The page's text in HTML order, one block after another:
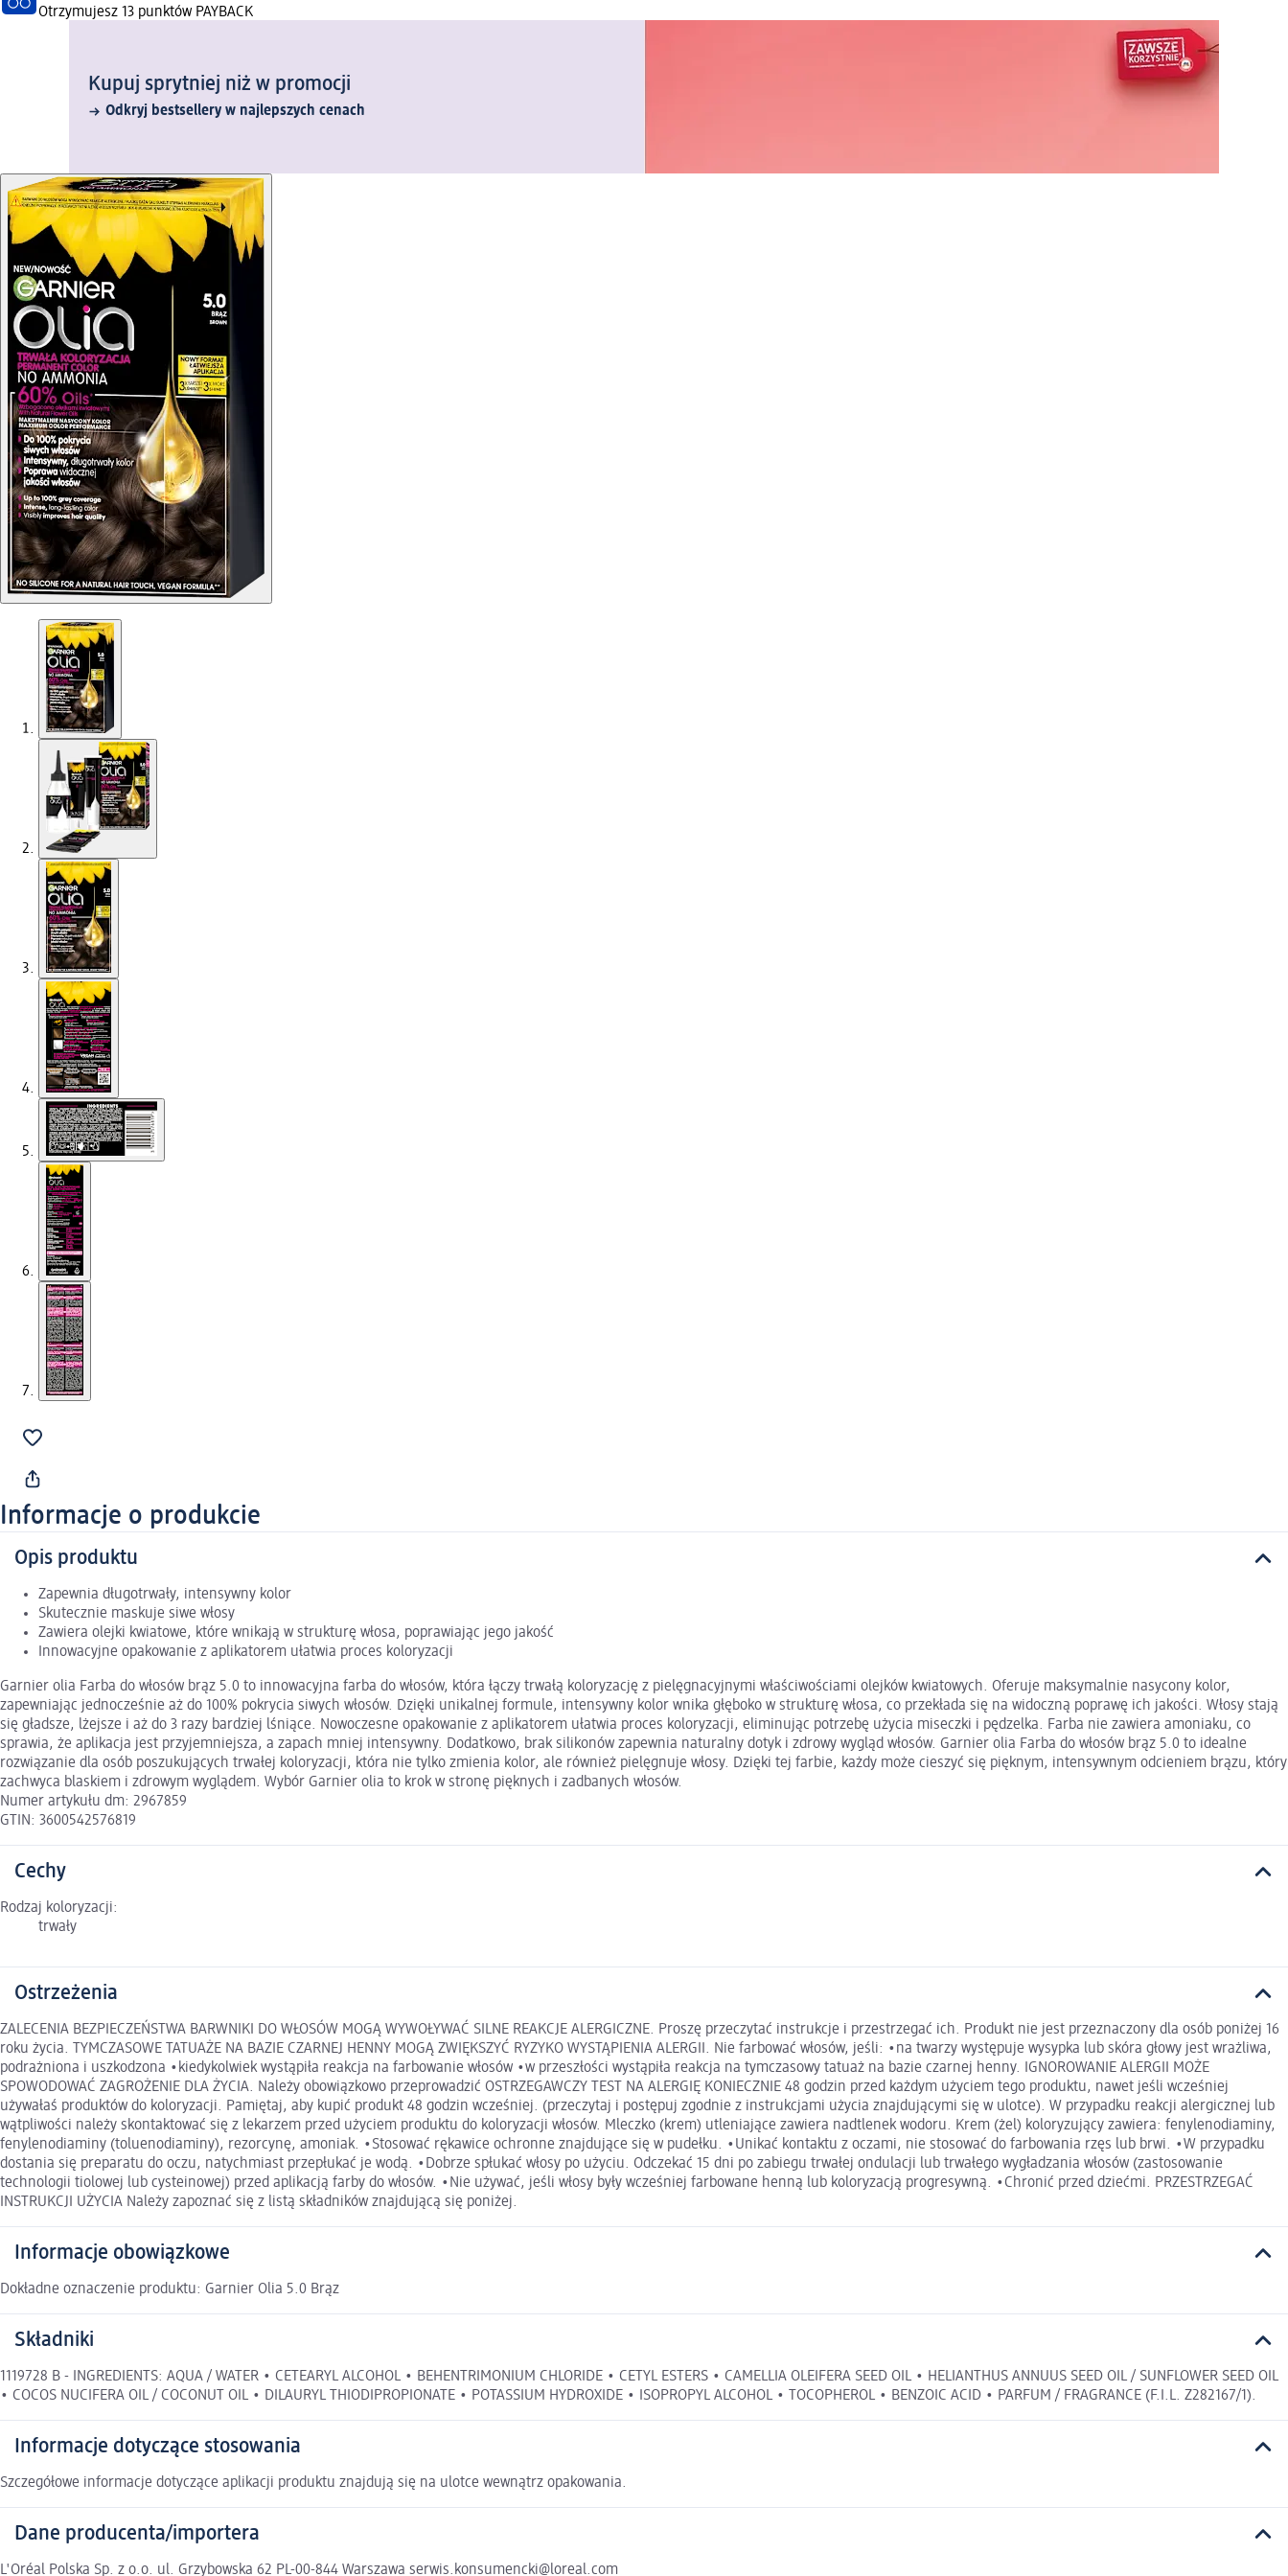
Otrzymujesz 13 punktów PAYBACK
Kupuj sprytniej niż w promocji
Odkryj bestsellery w najlepszych cenach
Informacje o produkcie
Opis produktu
Zapewnia długotrwały, intensywny kolor
Skutecznie maskuje siwe włosy
Zawiera olejki kwiatowe, które wnikają w strukturę włosa, poprawiając jego jakość
Innowacyjne opakowanie z aplikatorem ułatwia proces koloryzacji
Garnier olia Farba do włosów brąz 5.0 to innowacyjna farba do włosów, która łączy trwałą koloryzację z pielęgnacyjnymi właściwościami olejków kwiatowych. Oferuje maksymalnie nasycony kolor,
zapewniając jednocześnie aż do 100% pokrycia siwych włosów. Dzięki unikalnej formule, intensywny kolor wnika głęboko w strukturę włosa, co przekłada się na widoczną poprawę ich jakości. Włosy stają
się gładsze, lżejsze i aż do 3 razy bardziej lśniące. Nowoczesne opakowanie z aplikatorem ułatwia proces koloryzacji, eliminując potrzebę użycia miseczki i pędzelka. Farba nie zawiera amoniaku, co
sprawia, że aplikacja jest przyjemniejsza, a zapach mniej intensywny. Dodatkowo, brak silikonów zapewnia naturalny dotyk i zdrowy wygląd włosów. Garnier olia Farba do włosów brąz 5.0 to idealne
rozwiązanie dla osób poszukujących trwałej koloryzacji, która nie tylko zmienia kolor, ale również pielęgnuje włosy. Dzięki tej farbie, każdy może cieszyć się pięknym, intensywnym odcieniem brązu, który
zachwyca blaskiem i zdrowym wyglądem. Wybór Garnier olia to krok w stronę pięknych i zadbanych włosów.
Numer artykułu dm: 2967859
GTIN: 3600542576819
Cechy
Rodzaj koloryzacji:
trwały
Ostrzeżenia
ZALECENIA BEZPIECZEŃSTWA BARWNIKI DO WŁOSÓW MOGĄ WYWOŁYWAĆ SILNE REAKCJE ALERGICZNE. Proszę przeczytać instrukcje i przestrzegać ich. Produkt nie jest przeznaczony dla osób poniżej 16
roku życia. TYMCZASOWE TATUAŻE NA BAZIE CZARNEJ HENNY MOGĄ ZWIĘKSZYĆ RYZYKO WYSTĄPIENIA ALERGII. Nie farbować włosów, jeśli: •na twarzy występuje wysypka lub skóra głowy jest wrażliwa,
podrażniona i uszkodzona •kiedykolwiek wystąpiła reakcja na farbowanie włosów •w przeszłości wystąpiła reakcja na tymczasowy tatuaż na bazie czarnej henny. IGNOROWANIE ALERGII MOŻE
SPOWODOWAĆ ZAGROŻENIE DLA ŻYCIA. Należy obowiązkowo przeprowadzić OSTRZEGAWCZY TEST NA ALERGIĘ KONIECZNIE 48 godzin przed każdym użyciem tego produktu, nawet jeśli wcześniej
używałaś produktów do koloryzacji. Pamiętaj, aby kupić produkt 48 godzin wcześniej. (przeczytaj i postępuj zgodnie z instrukcjami użycia znajdującymi się w ulotce). W przypadku reakcji alergicznej lub
wątpliwości należy skontaktować się z lekarzem przed użyciem produktu do koloryzacji włosów. Mleczko (krem) utleniające zawiera nadtlenek wodoru. Krem (żel) koloryzujący zawiera: fenylenodiaminy,
fenylenodiaminy (toluenodiaminy), rezorcynę, amoniak. •Stosować rękawice ochronne znajdujące się w pudełku. •Unikać kontaktu z oczami, nie stosować do farbowania rzęs lub brwi. •W przypadku
dostania się preparatu do oczu, natychmiast przepłukać je wodą. •Dobrze spłukać włosy po użyciu. Odczekać 15 dni po zabiegu trwałej ondulacji lub trwałego wygładzania włosów (zastosowanie
technologii tiolowej lub cysteinowej) przed aplikacją farby do włosów. •Nie używać, jeśli włosy były wcześniej farbowane henną lub koloryzacją progresywną. •Chronić przed dziećmi. PRZESTRZEGAĆ
INSTRUKCJI UŻYCIA Należy zapoznać się z listą składników znajdującą się poniżej.
Informacje obowiązkowe
Dokładne oznaczenie produktu: Garnier Olia 5.0 Brąz
Składniki
1119728 B - INGREDIENTS: AQUA / WATER • CETEARYL ALCOHOL • BEHENTRIMONIUM CHLORIDE • CETYL ESTERS • CAMELLIA OLEIFERA SEED OIL • HELIANTHUS ANNUUS SEED OIL / SUNFLOWER SEED OIL
• COCOS NUCIFERA OIL / COCONUT OIL • DILAURYL THIODIPROPIONATE • POTASSIUM HYDROXIDE • ISOPROPYL ALCOHOL • TOCOPHEROL • BENZOIC ACID • PARFUM / FRAGRANCE (F.I.L. Z282167/1).
Informacje dotyczące stosowania
Szczegółowe informacje dotyczące aplikacji produktu znajdują się na ulotce wewnątrz opakowania.
Dane producenta/importera
L'Oréal Polska Sp. z o.o. ul. Grzybowska 62 PL-00-844 Warszawa serwis.konsumencki@loreal.com